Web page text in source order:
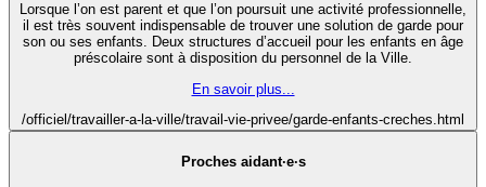
Lorsque l’on est parent et que l’on poursuit une activité professionnelle,
il est très souvent indispensable de trouver une solution de garde pour
son ou ses enfants. Deux structures d’accueil pour les enfants en âge
préscolaire sont à disposition du personnel de la Ville.
En savoir plus...
/officiel/travailler-a-la-ville/travail-vie-privee/garde-enfants-creches.html
Proches aidant·e·s